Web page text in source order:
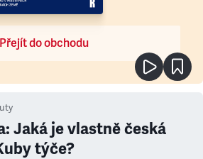
Přejít do obchodu
Jaká je vlastně česká
týče?